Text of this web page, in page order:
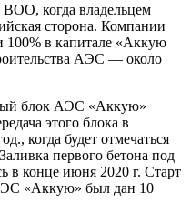
когда владельцем
сторона. Компании
100% в капитале «Аккую
АЭС — около
блок АЭС «Аккую»
этого блока в
когда будет отмечаться
первого бетона под
в конце июня 2020 г. Старт
«Аккую» был дан 10